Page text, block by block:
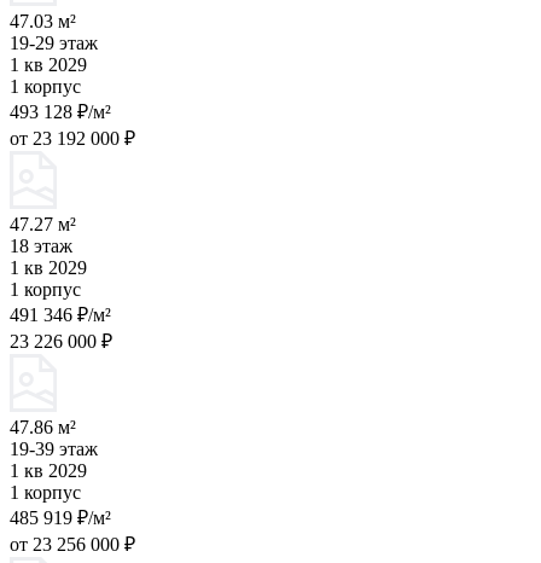
47.03 м²
19-29 этаж
1 кв 2029
1 корпус
493 128 ₽/м²
от 23 192 000 ₽
47.27 м²
18 этаж
1 кв 2029
1 корпус
491 346 ₽/м²
23 226 000 ₽
47.86 м²
19-39 этаж
1 кв 2029
1 корпус
485 919 ₽/м²
от 23 256 000 ₽